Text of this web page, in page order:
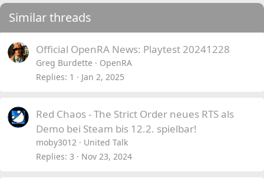
Similar threads
Official OpenRA News: Playtest 20241228
Greg Burdette
OpenRA
Replies 1 Jan 2, 2025
Red Chaos - The Strict Order neues RTS als
Demo bei Steam bis 12.2. spielbar!
moby3012
United Talk
Replies 3 Nov 23, 2024